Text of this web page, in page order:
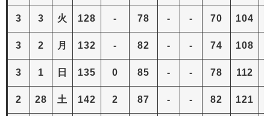
3 3 火 128 - 78 - - 70 104
3 2 月 132 - 82 - - 74 108
3 1 日 135 0 85 - - 78 112
2 28 土 142 2 87 - - 82 121